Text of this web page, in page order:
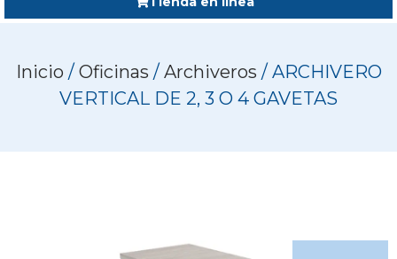
Inicio / Oficinas / Archiveros / ARCHIVERO
VERTICAL DE 2, 3 O 4 GAVETAS